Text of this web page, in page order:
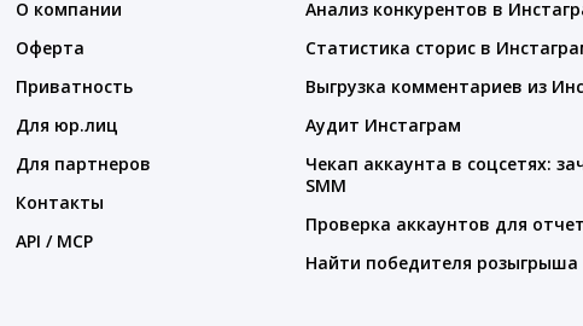
О компании
Оферта
Приватность
Для юр.лиц
Для партнеров
Контакты
API / MCP
Анализ конкурентов в
Статистика сторис в
Выгрузка комментариев из
Аудит Инстаграм
Чекап аккаунта в соцсетях:
SMM
Проверка аккаунтов для
Найти победителя розыгрыша